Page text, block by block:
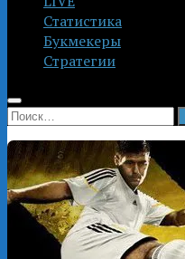
Статистика
Букмекеры
Стратегии
Найти: